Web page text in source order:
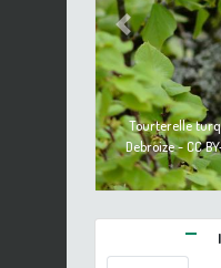
Tourterelle
Debroize - CC
Previous